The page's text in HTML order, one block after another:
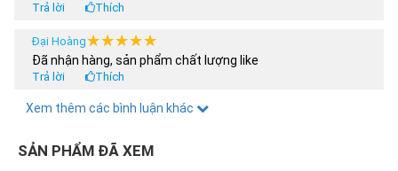
quyền:
Xem chi tiết
Phản ánh dịch vụ
Sàn TMĐT
056.33.22.686
THAM KHẢO THÊM:
Trả lời Thích
Đại Hoàng★★★★★
★★★★★
Đã nhận hàng, sản phẩm chất lượng like
Trả lời Thích
Hoàng Anh ★★★★★
★★★★★
mại 30% ko shop
Xem thêm các bình luận khác
SẢN PHẨM ĐÃ XEM